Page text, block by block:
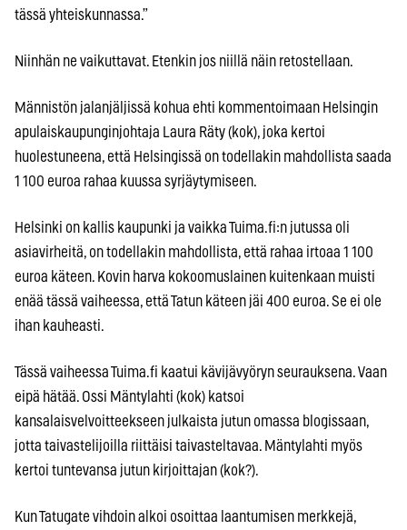
tässä yhteiskunnassa.”
Niinhän ne vaikuttavat. Etenkin jos niillä näin retostellaan.
Männistön jalanjäljissä kohua ehti kommentoimaan Helsingin
apulaiskaupunginjohtaja Laura Räty (kok), joka kertoi
huolestuneena, että Helsingissä on todellakin mahdollista saada
1 100 euroa rahaa kuussa syrjäytymiseen.
Helsinki on kallis kaupunki ja vaikka Tuima.fi:n jutussa oli
asiavirheitä, on todellakin mahdollista, että rahaa irtoaa 1 100
euroa käteen. Kovin harva kokoomuslainen kuitenkaan muisti
enää tässä vaiheessa, että Tatun käteen jäi 400 euroa. Se ei ole
ihan kauheasti.
Tässä vaiheessa Tuima.fi kaatui kävijävyöryn seurauksena. Vaan
eipä hätää. Ossi Mäntylahti (kok) katsoi
kansalaisvelvoitteekseen julkaista jutun omassa blogissaan,
jotta taivastelijoilla riittäisi taivasteltavaa. Mäntylahti myös
kertoi tuntevansa jutun kirjoittajan (kok?).
Kun Tatugate vihdoin alkoi osoittaa laantumisen merkkejä,